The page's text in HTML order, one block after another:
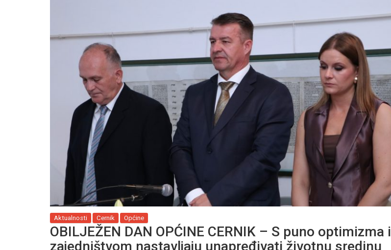
Aktualnosti Cernik Općine
OBILJEŽEN DAN OPĆINE CERNIK – S puno optimizma i
zajedništvom nastavljaju unapređivati životnu sredinu